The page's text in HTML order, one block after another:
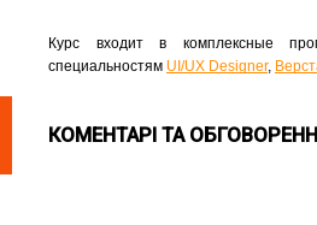
Курс входит в комплексные
специальностям UI/UX Designer,
КОМЕНТАРІ ТА